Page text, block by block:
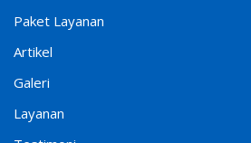
Paket Layanan
Artikel
Galeri
Layanan